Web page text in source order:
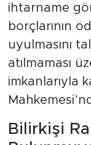
ihtarname
borçlarının
uyulmasını
atılmaması
imkanlarıyla
Bilirkişi